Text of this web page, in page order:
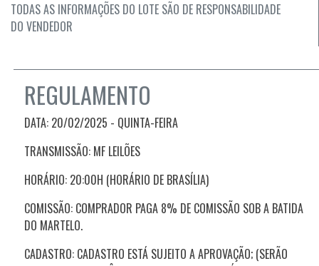
TODAS AS INFORMAÇÕES DO LOTE SÃO DE RESPONSABILIDADE
DO VENDEDOR
REGULAMENTO
DATA: 20/02/2025 - QUINTA-FEIRA
TRANSMISSÃO: MF LEILÕES
HORÁRIO: 20:00H (HORÁRIO DE BRASÍLIA)
COMISSÃO: COMPRADOR PAGA 8% DE COMISSÃO SOB A BATIDA
DO MARTELO.
CADASTRO: CADASTRO ESTÁ SUJEITO A APROVAÇÃO; (SERÃO